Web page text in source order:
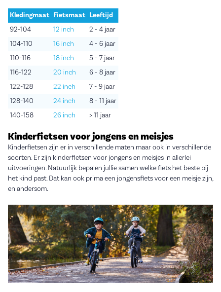
Kledingmaat Fietsmaat Leeftijd
92-104
12 inch
2 - 4 jaar
104-110
16 inch
4 - 6 jaar
110-116
18 inch
5 - 7 jaar
116-122
20 inch
6 - 8 jaar
122-128
22 inch
7 - 9 jaar
128-140
24 inch
8 - 11 jaar
140-158
26 inch > 11 jaar
Kinderfietsen voor jongens en meisjes
Kinderfietsen zijn er in verschillende maten maar ook in verschillende
soorten. Er zijn kinderfietsen voor jongens en meisjes in allerlei
uitvoeringen. Natuurlijk bepalen jullie samen welke fiets het beste bij
het kind past. Dat kan ook prima een jongensfiets voor een meisje zijn,
en andersom.